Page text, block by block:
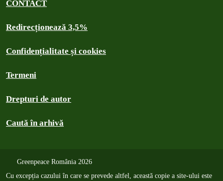
CONTACT
Redirecționează 3,5%
Confidențialitate și cookies
Termeni
Drepturi de autor
Caută în arhivă
Greenpeace România 2026
Cu excepția cazului în care se prevede altfel, această copie a site-ului este